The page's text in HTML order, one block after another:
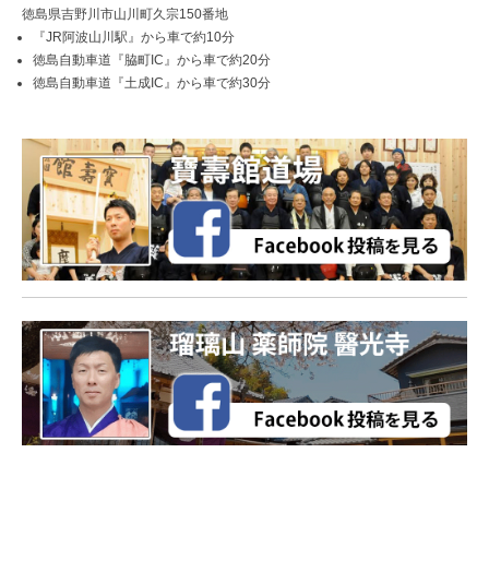
徳島県吉野川市山川町久宗150番地
『JR阿波山川駅』から車で約10分
徳島自動車道『脇町IC』から車で約20分
徳島自動車道『土成IC』から車で約30分